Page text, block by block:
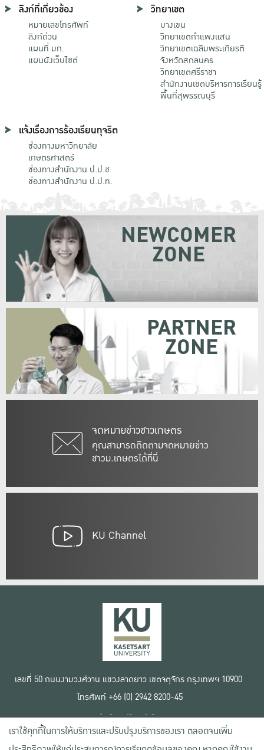
ลิงก์ที่เกี่ยวข้อง
หมายเลขโทรศัพท์
ลิงก์ด่วน
แผนที่ มก.
แผนผังเว็บไซต์
วิทยาเขต
บางเขน
วิทยาเขตกําแพงแสน
วิทยาเขตเฉลิมพระเกียรติ
จังหวัดสกลนคร
วิทยาเขตศรีราชา
สำนักงานเขตบริหารการเรียนรู้
พื้นที่สุพรรณบุรี
แจ้งเรื่องการร้องเรียนทุจริต
ช่องทางมหาวิทยาลัย
เกษตรศาสตร์
ช่องทางสำนักงาน ป.ป.ช.
ช่องทางสำนักงาน ป.ป.ท.
จดหมายข่าวชาวเกษตร
คุณสามารถติดตามจดหมายข่าว
ชาวม.เกษตรได้ที่นี่
NEWCOMER
ZONE
PARTNER
ZONE
KU Channel
เลขที่ 50 ถนนงามวงศ์วาน แขวงลาดยาว เขตจตุจักร กรุงเทพฯ 10900
โทรศัพท์ +66 (0) 2942 8200-45
เงื่อนไขการใช้งานเว็บไซต์
ข้อตกลงด้านสิทธิ์ใช้งาน
นโยบายความเป็นส่วนตัว
เราใช้คุกกี้ในการให้บริการและปรับปรุงบริการของเรา ตลอดจนเพิ่ม